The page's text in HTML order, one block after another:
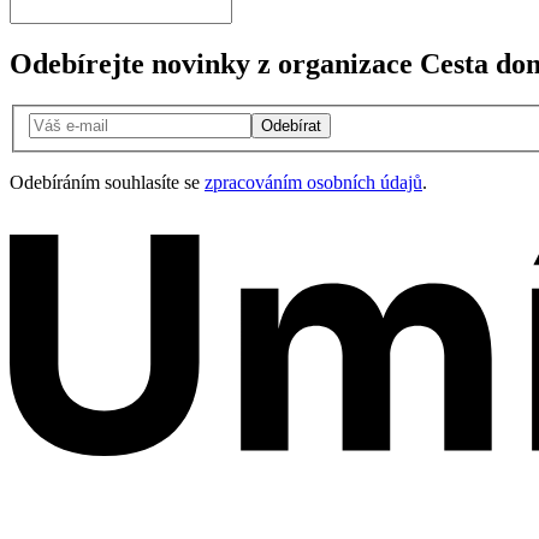
Odebírejte novinky z organizace Cesta
Odebírat
Odebíráním souhlasíte se zpracováním osobních údajů.